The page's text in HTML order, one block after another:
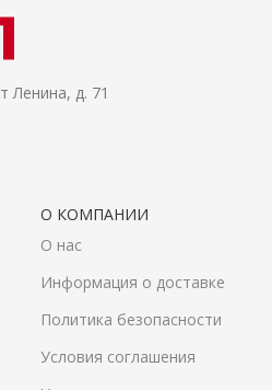
Ленина, д. 71
О КОМПАНИИ
О нас
Информация о доставке
Политика безопасности
Условия соглашения